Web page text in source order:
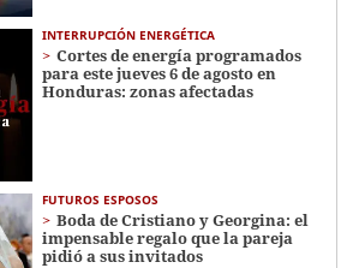
INTERRUPCIÓN ENERGÉTICA
Cortes de energía programados
para este jueves 6 de agosto en
Honduras: zonas afectadas
FUTUROS ESPOSOS
Boda de Cristiano y Georgina: el
impensable regalo que la pareja
pidió a sus invitados